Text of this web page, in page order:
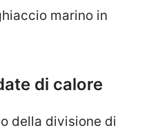
marino in
di calore
della divisione di